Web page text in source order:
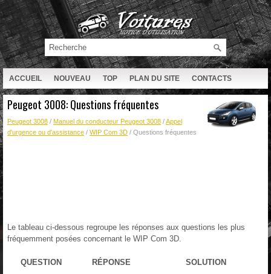
ACCUEIL NOUVEAU TOP PLAN DU SITE CONTACTS
RECHERCHE
Peugeot 3008: Questions fréquentes
Peugeot 3008 / Manuel du conducteur Peugeot 3008 /Appel
d'urgence ou d'assistance / WIP Com 3D / Questions fréquentes
Le tableau ci-dessous regroupe les réponses aux questions les plus
fréquemment posées concernant le WIP Com 3D.
QUESTION RÉPONSE
SOLUTION